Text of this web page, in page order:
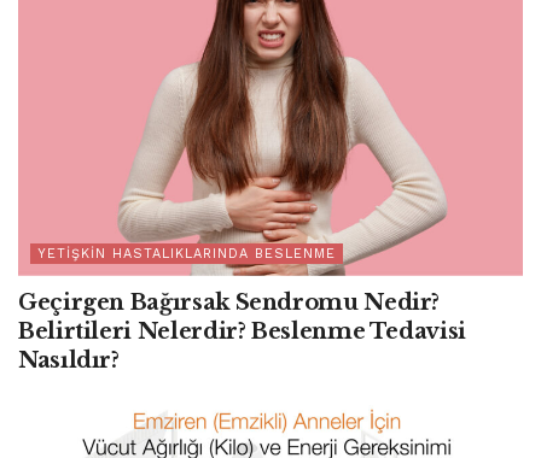
YETIŞKIN HASTALIKLARINDA BESLENME
Geçirgen Bağırsak Sendromu Nedir?
Belirtileri Nelerdir? Beslenme Tedavisi
Nasıldır?